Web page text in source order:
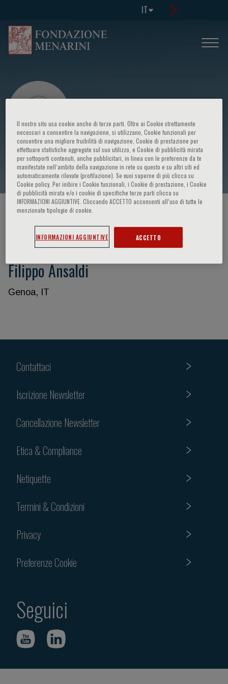
IT
Filippo Ansaldi
HOME PAGE / CORSI ED EVENTI
Filippo Ansaldi
Genoa, IT
Contattaci
Iscrizione Newsletter
Cancellazione Newsletter
Etica & Compliance
Netiquette
Termini & Condizioni
Privacy
Preferenze Cookie
Seguici
Il nostro sito usa cookie anche di terze parti. Oltre ai Cookie strettamente
necessari a consentire la navigazione, si utilizzano, Cookie funzionali per
consentire una migliore fruibilità di navigazione, Cookie di prestazione per
effettuare statistiche aggregate sul suo utilizzo, e Cookie di pubblicità mirata
per sottoporti contenuti, anche pubblicitari, in linea con le preferenze da te
manifestate nell‘ambito della navigazione in rete su questo e su altri siti ed
automaticamente rilevate (profilazione). Se vuoi saperne di più clicca su
Cookie policy. Per inibire i Cookie funzionali, i Cookie di prestazione, i Cookie
di pubblicità mirata e/o i cookie di specifiche terze parti clicca su
INFORMAZIONI AGGIUNTIVE. Cliccando ACCETTO acconsenti all’uso di tutte le
menzionate tipologie di cookie.
INFORMAZIONI AGGIUNTIVE ACCETTO